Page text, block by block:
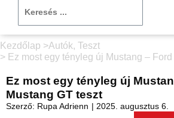
Kezdőlap >Autók, Teszt
> Ez most egy tényleg új Mustang –
Ez most egy tényleg új
Mustang GT teszt
Szerző: Rupa Adrienn | 2025. augusztus 6.